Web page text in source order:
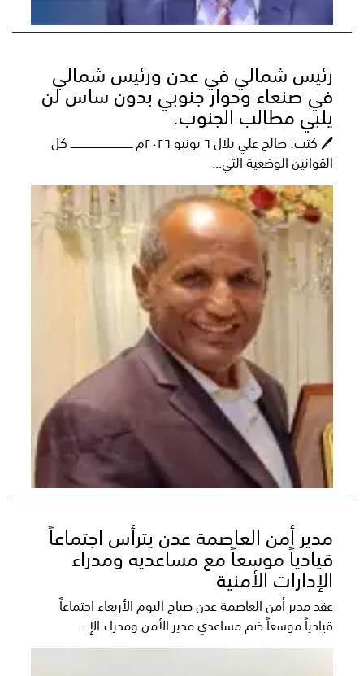
رئيس شمالي في عدن ورئيس شمالي
في صنعاء وحوار جنوبي بدون ساس لن
يلبي مطالب الجنوب.
🖊️ كتب: صالح علي بلال ٦ يونيو ٢٠٢٦م ــــــــــــــــــــــــــــــــــــــ كل
القوانين الوضعية التي...
مدير أمن العاصمة عدن يترأس اجتماعاً
قيادياً موسعاً مع مساعديه ومدراء
الإدارات الأمنية
عقد مدير أمن العاصمة عدن صباح اليوم الأربعاء اجتماعاً
قيادياً موسعاً ضم مساعدي مدير الأمن ومدراء الإ...